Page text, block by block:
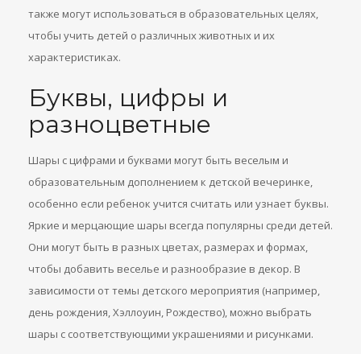
также могут использоваться в образовательных целях,
чтобы учить детей о различных животных и их
характеристиках.
Буквы, цифры и
разноцветные
Шары с цифрами и буквами могут быть веселым и
образовательным дополнением к детской вечеринке,
особенно если ребенок учится считать или узнает буквы.
Яркие и мерцающие шары всегда популярны среди детей.
Они могут быть в разных цветах, размерах и формах,
чтобы добавить веселье и разнообразие в декор. В
зависимости от темы детского мероприятия (например,
день рождения, Хэллоуин, Рождество), можно выбрать
шары с соответствующими украшениями и рисунками.